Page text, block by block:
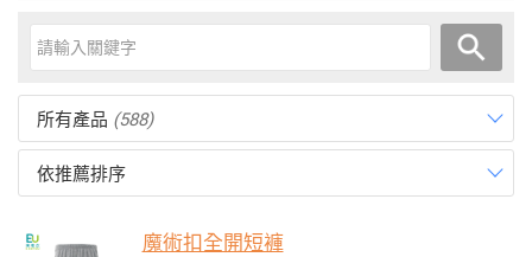
所有產品 (588)
依推薦排序
魔術扣全開短褲